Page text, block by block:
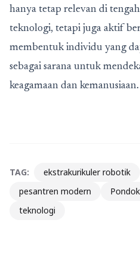
hanya tetap relevan di
teknologi, tetapi juga aktif
membentuk individu yang
sebagai sarana untuk
keagamaan dan kemanusiaan.
TAG: ekstrakurikuler robotik
pesantren modern
teknologi